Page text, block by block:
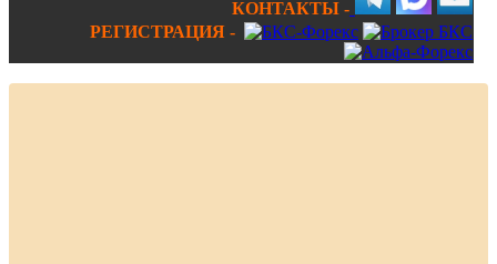
КОНТАКТЫ -
РЕГИСТРАЦИЯ -